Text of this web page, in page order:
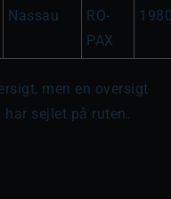
Nassau
RO-
PAX
men en oversigt
sejlet på ruten.